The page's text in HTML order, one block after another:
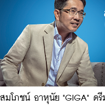
สมโภชน์ อาหุนัย "GIGA" ดรี